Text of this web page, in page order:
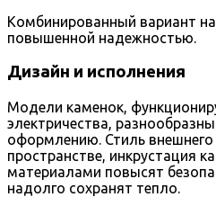
Комбинированный вариант
повышенной надежностью.
Дизайн и исполнения
Модели каменок,
электричества,
оформлению. Стиль
пространстве, инкрустация
материалами повысят
надолго сохранят тепло.